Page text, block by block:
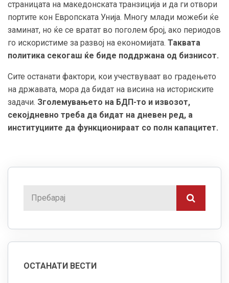
страницата на македонската транзиција и да ги отвори
портите кон Европската Унија. Многу млади можеби ќе
заминат, но ќе се вратат во поголем број, ако периодов
го искористиме за развој на економијата. Таквата
политика секогаш ќе биде поддржана од бизнисот.
Сите останати фактори, кои учествуваат во градењето
на државата, мора да бидат на висина на историските
задачи. Зголемувањето на БДП-то и извозот,
секојдневно треба да бидат на дневен ред, а
институциите да функционираат со полн капацитет.
ОСТАНАТИ ВЕСТИ